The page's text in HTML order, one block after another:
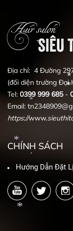
*
*
*
Hair salon
SIÊU
Địa chỉ: 4 Đường
(đối diện trường Đại
Tel: 0399 999 685-
Email:
https://www.
CHÍNH SÁCH
Hướng Dẫn Đặt